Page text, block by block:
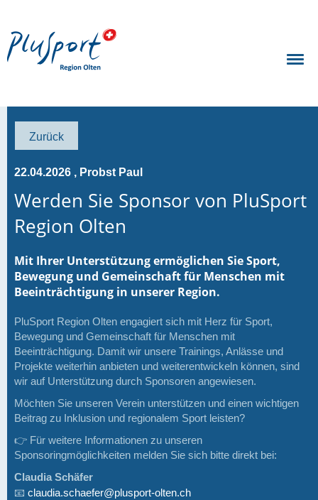
Zurück
22.04.2026 , Probst Paul
Werden Sie Sponsor von PluSport
Region Olten
Mit Ihrer Unterstützung ermöglichen Sie Sport,
Bewegung und Gemeinschaft für Menschen mit
Beeinträchtigung in unserer Region.
PluSport Region Olten engagiert sich mit Herz für Sport,
Bewegung und Gemeinschaft für Menschen mit
Beeinträchtigung. Damit wir unsere Trainings, Anlässe und
Projekte weiterhin anbieten und weiterentwickeln können, sind
wir auf Unterstützung durch Sponsoren angewiesen.
Möchten Sie unseren Verein unterstützen und einen wichtigen
Beitrag zu Inklusion und regionalem Sport leisten?
👉 Für weitere Informationen zu unseren
Sponsoringmöglichkeiten melden Sie sich bitte direkt bei:
Claudia Schäfer
📧 claudia.schaefer@plusport-olten.ch